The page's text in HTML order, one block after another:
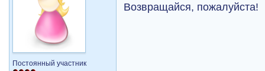
Постоянный участник
Возвращайся, пожалуйста!